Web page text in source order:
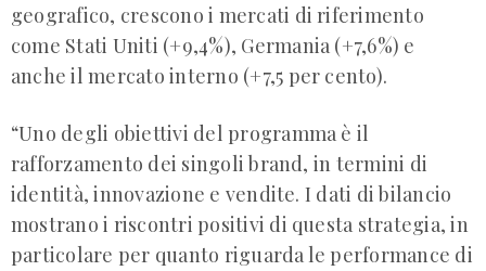
geografico, crescono i mercati di riferimento
come Stati Uniti (+9,4%), Germania (+7,6%) e
anche il mercato interno (+7,5 per cento).
“Uno degli obiettivi del programma è il
rafforzamento dei singoli brand, in termini di
identità, innovazione e vendite. I dati di bilancio
mostrano i riscontri positivi di questa strategia, in
particolare per quanto riguarda le performance di